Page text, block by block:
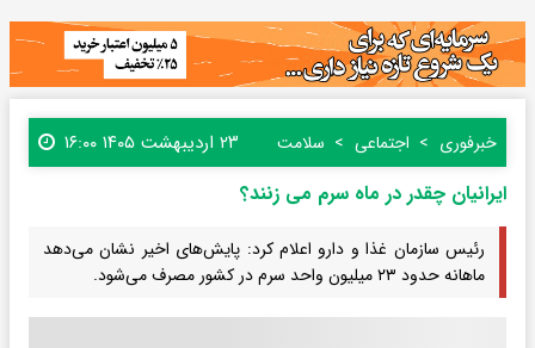
خبرفوری اجتماعی سلامت ۲۳ اردیبهشت ۱۴۰۵ ۱۶:۰۰
ایرانیان چقدر در ماه سرم می زنند؟
رئیس سازمان غذا و دارو اعلام کرد: پایش‌های اخیر نشان می‌دهد
ماهانه حدود ۲۳ میلیون واحد سرم در کشور مصرف می‌شود.